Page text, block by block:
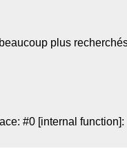
plus
#0 [internal function]: